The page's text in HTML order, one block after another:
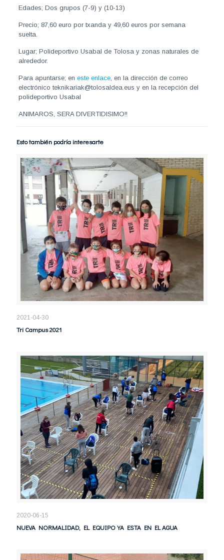
Edades; Dos grupos (7-9) y (10-13)
Precio; 87,60 euro por txanda y 49,60 euros por semana
suelta.
Lugar; Polideportivo Usabal de Tolosa y zonas naturales de
alrededor.
Para apuntarse; en este enlace, en la dirección de correo
electrónico teknikariak@tolosaldea.eus y en la recepción del
polideportivo Usabal
ANIMAROS, SERA DIVERTIDISIMO!!
Esto también podría interesarte
2021-04-30
Tri Campus 2021
2020-06-15
NUEVA NORMALIDAD, EL EQUIPO YA ESTA EN EL AGUA